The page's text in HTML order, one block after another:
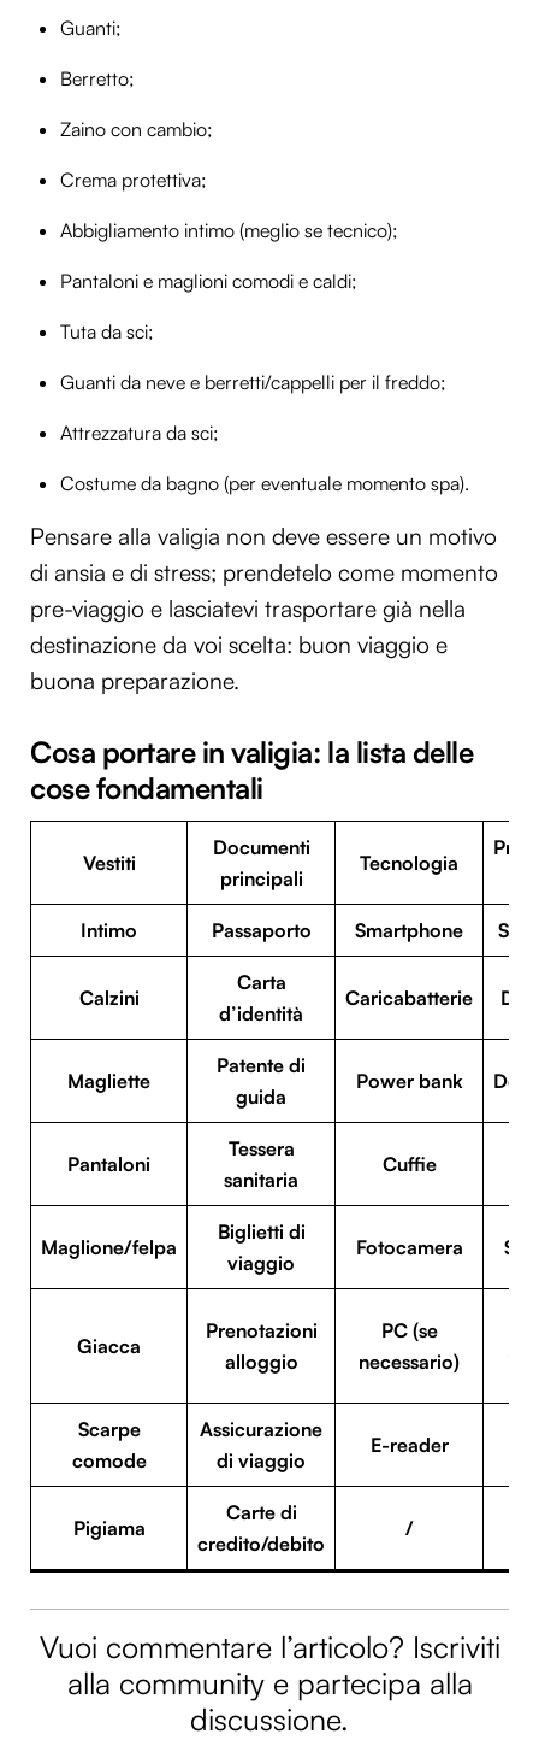
Utilizziamo i cookie per personalizzare contenuti ed
analizzare il nostro traffico. Condividiamo inoltre
nostri partner che si occupano di analisi dei dati web,
pubblicità e social media, i quali potrebbero combinarle
raccolto dal tuo utilizzo dei loro servizi.
Guanti;
Berretto;
Zaino con cambio;
Crema protettiva;
Abbigliamento intimo (meglio se tecnico);
Pantaloni e maglioni comodi e caldi;
Tuta da sci;
Guanti da neve e berretti/cappelli per il freddo;
Attrezzatura da sci;
Costume da bagno (per eventuale momento spa).
Pensare alla valigia non deve essere un motivo
di ansia e di stress; prendetelo come momento
pre-viaggio e lasciatevi trasportare già nella
destinazione da voi scelta: buon viaggio e
buona preparazione.
Cosa portare in valigia: la lista delle
cose fondamentali
Vestiti
Documenti
principali
Tecnologia
Intimo Passaporto Smartphone
Calzini
Carta
d’identità
Caricabatterie
Magliette
Patente di
guida
Power bank
Pantaloni
Tessera
sanitaria
Cuffie
Maglione/felpa
Biglietti di
viaggio
Fotocamera
Giacca
Prenotazioni
alloggio
PC (se
necessario)
Scarpe
comode
Assicurazione
di viaggio
E-reader
Pigiama
Carte di
credito/debito
/
Vuoi commentare l’articolo? Iscriviti
alla community e partecipa alla
discussione.